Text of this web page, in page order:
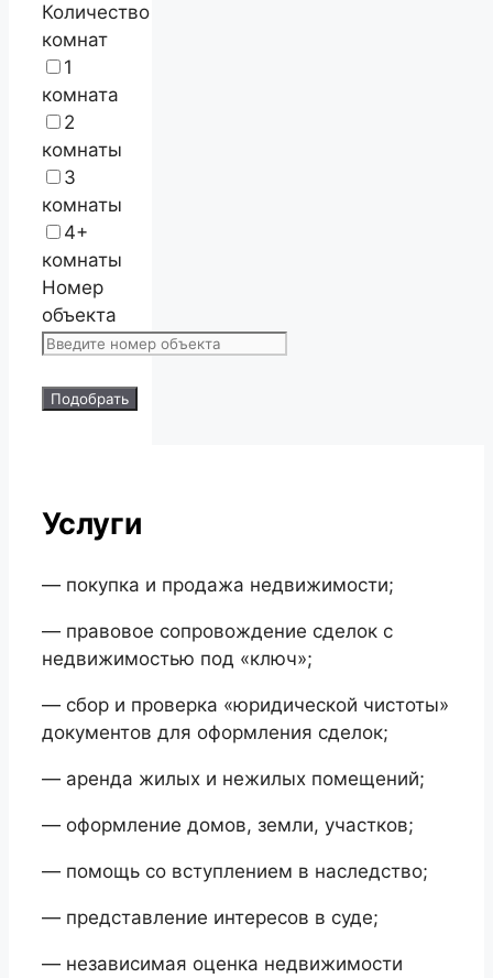
Количество
комнат
1
комната
2
комнаты
3
комнаты
4+
комнаты
Номер
объекта
Подобрать
Услуги
— покупка и продажа недвижимости;
— правовое сопровождение сделок с
недвижимостью под «ключ»;
— сбор и проверка «юридической чистоты»
документов для оформления сделок;
— аренда жилых и нежилых помещений;
— оформление домов, земли, участков;
— помощь со вступлением в наследство;
— представление интересов в суде;
— независимая оценка недвижимости